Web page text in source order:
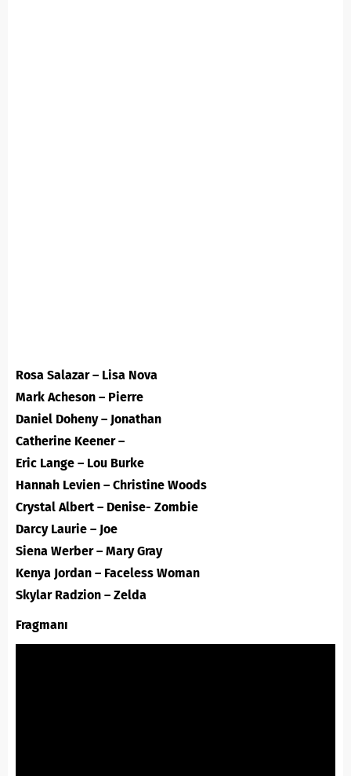
Rosa Salazar – Lisa Nova
Mark Acheson – Pierre
Daniel Doheny – Jonathan
Catherine Keener –
Eric Lange – Lou Burke
Hannah Levien – Christine Woods
Crystal Albert – Denise- Zombie
Darcy Laurie – Joe
Siena Werber – Mary Gray
Kenya Jordan – Faceless Woman
Skylar Radzion – Zelda
Fragmanı